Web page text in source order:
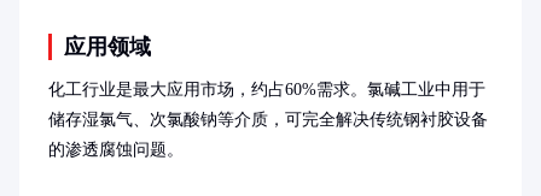
应用领域
化工行业是最大应用市场，约占60%需求。氯碱工业中用于
储存湿氯气、次氯酸钠等介质，可完全解决传统钢衬胶设备
的渗透腐蚀问题。